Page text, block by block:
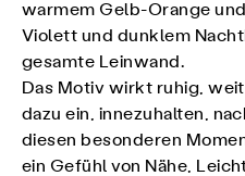
warmem Gelb-Orange
Violett und dunklem
gesamte Leinwand.
Das Motiv wirkt ruhig,
dazu ein, innezuhalten,
diesen besonderen
ein Gefühl von Nähe,